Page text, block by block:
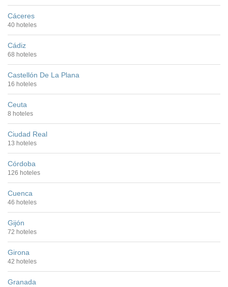
Cáceres
40 hoteles
Cádiz
68 hoteles
Castellón De La Plana
16 hoteles
Ceuta
8 hoteles
Ciudad Real
13 hoteles
Córdoba
126 hoteles
Cuenca
46 hoteles
Gijón
72 hoteles
Girona
42 hoteles
Granada